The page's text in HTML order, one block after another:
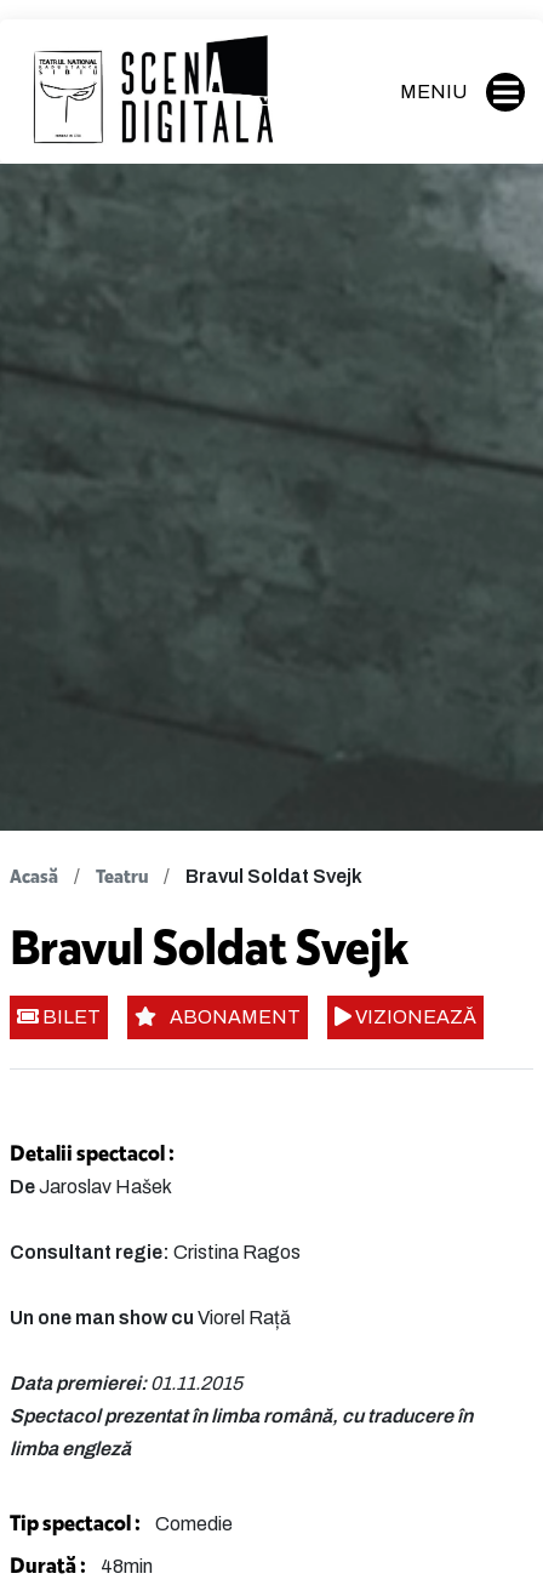
MENIU
Acasă Teatru Bravul Soldat Svejk
Bravul Soldat Svejk
BILET ABONAMENT VIZIONEAZĂ
Detalii spectacol :
DeJaroslav Hašek
Consultant regie: Cristina Ragos
Un one man show cu Viorel Rață
Data premierei:01.11.2015
Spectacol prezentat în limba română, cu traducere în
limba engleză
Tip spectacol : Comedie
Durată : 48min